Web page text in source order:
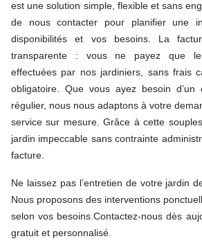
est une solution simple, flexible et sans
de nous contacter pour planifier une
disponibilités et vos besoins. La
transparente : vous ne payez que
effectuées par nos jardiniers, sans frais
obligatoire. Que vous ayez besoin d’un
régulier, nous nous adaptons à votre
service sur mesure. Grâce à cette
jardin impeccable sans contrainte
facture.
Ne laissez pas l’entretien de votre jardin
Nous proposons des interventions
selon vos besoins.Contactez-nous dès
gratuit et personnalisé.